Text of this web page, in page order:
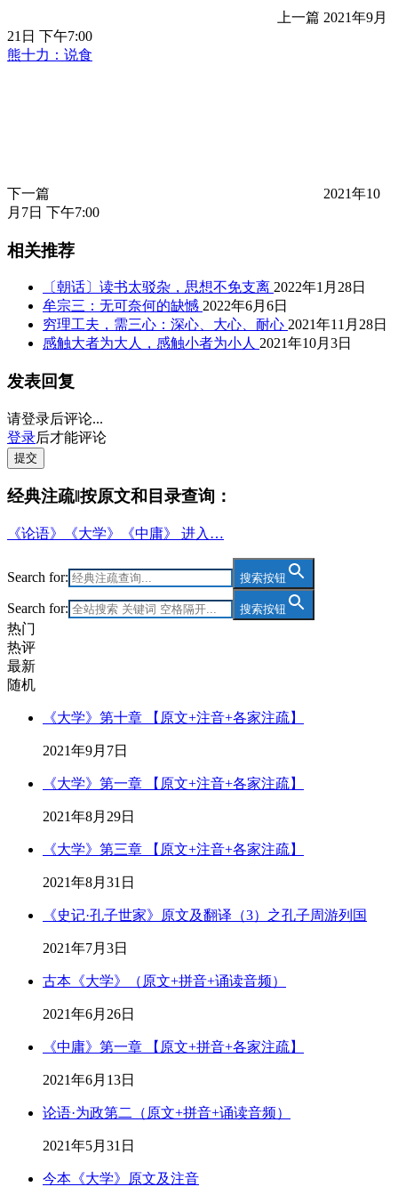
上一篇 2021年9月
21日 下午7:00
熊十力：说食
下一篇
2021年10
月7日 下午7:00
相关推荐
〔朝话〕读书太驳杂，思想不免支离 2022年1月28日
牟宗三：无可奈何的缺憾 2022年6月6日
穷理工夫，需三心：深心、大心、耐心 2021年11月28日
感触大者为大人，感触小者为小人 2021年10月3日
发表回复
请登录后评论...
登录后才能评论
提交
经典注疏‖按原文和目录查询：
《论语》《大学》《中庸》 进入…
Search for: 搜索按钮
Search for: 搜索按钮
热门
热评
最新
随机
《大学》第十章 【原文+注音+各家注疏】
2021年9月7日
《大学》第一章 【原文+注音+各家注疏】
2021年8月29日
《大学》第三章 【原文+注音+各家注疏】
2021年8月31日
《史记·孔子世家》原文及翻译（3）之孔子周游列国
2021年7月3日
古本《大学》（原文+拼音+诵读音频）
2021年6月26日
《中庸》第一章 【原文+拼音+各家注疏】
2021年6月13日
论语·为政第二（原文+拼音+诵读音频）
2021年5月31日
今本《大学》原文及注音